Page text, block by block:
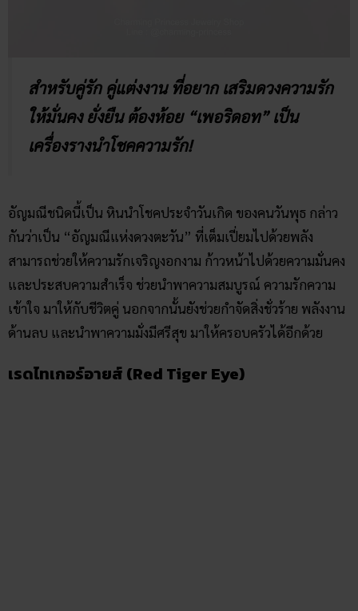
สำหรับคู่รัก คู่แต่งงาน ที่อยาก เสริมดวงความรัก
ให้มั่นคง ยั่งยืน ต้องห้อย “เพอริดอท” เป็น
เครื่องรางนำโชคความรัก!
อัญมณีชนิดนี้เป็น หินนำโชคประจำวันเกิด ของคนวันพุธ กล่าว
กันว่าเป็น “อัญมณีแห่งดวงตะวัน” ที่เต็มเปี่ยมไปด้วยพลัง
สามารถช่วยให้ความรักเจริญงอกงาม ก้าวหน้าไปด้วยความมั่นคง
และประสบความสำเร็จ ช่วยนำพาความสมบูรณ์ ความรักความ
เข้าใจ มาให้กับชีวิตคู่ นอกจากนั้นยังช่วยกำจัดสิ่งชั่วร้าย พลังงาน
ด้านลบ และนำพาความมั่งมีศรีสุข มาให้ครอบครัวได้อีกด้วย
เรดไทเกอร์อายส์ (Red Tiger Eye)